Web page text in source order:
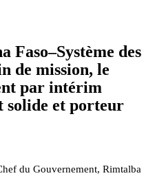
Faso–Système des
de mission, le
par intérim
solide et porteur
du Gouvernement, Rimtalba